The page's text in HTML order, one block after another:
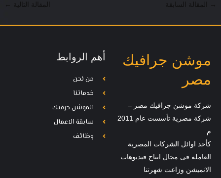
→ المقالة السابقة المقالة التالية ←
موشن جرافيك
مصر
شركة موشن جرافيك مصر –
شركة مصرية تأسست عام 2011
م
كأحد اوائل الشركات المصرية
العاملة فى مجال انتاج فيديوهات
الانميشن وزاعت شهرتنا
أهم الروابط
من نحن
خدماتنا
الموشن جرفيك
سابقة الاعمال
وظائف